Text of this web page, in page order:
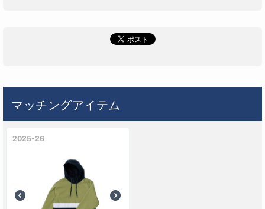
マッチングアイテム
2025-26